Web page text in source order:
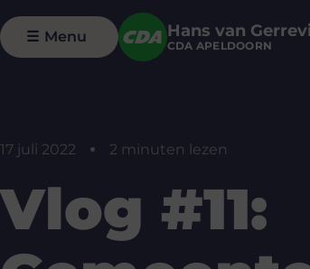
Hans van
CDA APELDOORN
☰ Menu
17 juli 2022 2 minuten lezen
Vlog #11: